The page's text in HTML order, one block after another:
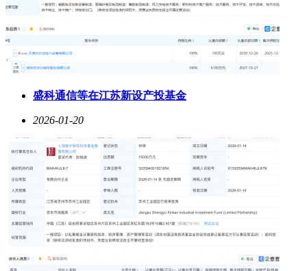
盛科通信等在江苏新设产投基金
2026-01-20